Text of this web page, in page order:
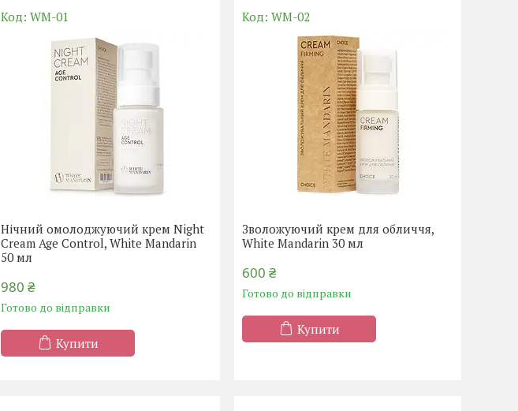
WM-01
Нічний омолоджуючий крем Night
Cream Age Control, White Mandarin
50 мл
980 ₴
Готово до відправки
Купити
WM-02
Зволожуючий крем для обличчя,
White Mandarin 30 мл
600 ₴
Готово до відправки
Купити